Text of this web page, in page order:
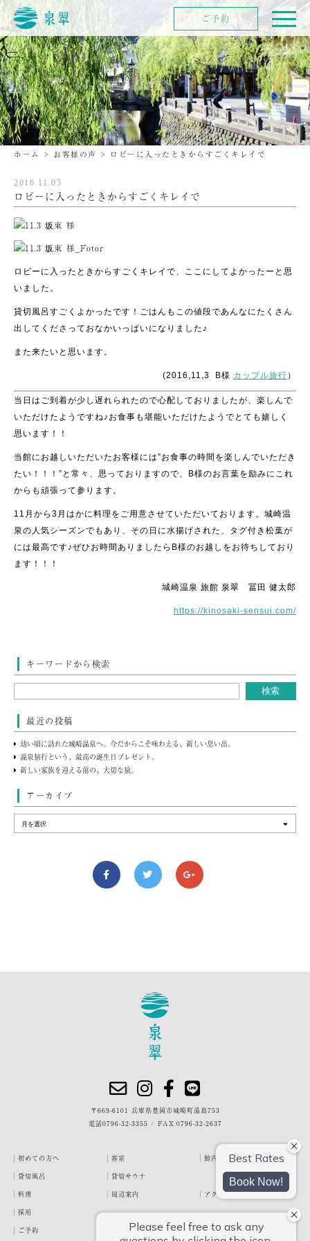
ホーム > お客様の声 > ロビーに入ったときからすごくキレイで
2016.11.05
ロビーに入ったときからすごくキレイで
ロビーに入ったときからすごくキレイで、ここにしてよかったーと思
いました。
貸切風呂すごくよかったです！ごはんもこの値段であんなにたくさん
出してくださっておなかいっぱいになりました♪
また来たいと思います。
(2016,11,3 B様 カップル旅行 ）
当日はご到着が少し遅れられたので心配しておりましたが、楽しんで
いただけたようですね♪お食事も堪能いただけたようでとても嬉しく
思います！！
当館にお越しいただいたお客様には”お食事の時間を楽しんでいただき
たい！！！”と常々、思っておりますので、B様のお言葉を励みにこれ
からも頑張って参ります。
11月から3月はかに料理をご用意させていただいております。城崎温
泉の人気シーズンでもあり、その日に水揚げされた、タグ付き松葉が
には最高です♪ぜひお時間ありましたらB様のお越しをお待ちしており
ます！！！
城崎温泉 旅館 泉翠 冨田 健太郎
https://kinosaki-sensui.com/
キーワードから検索
最近の投稿
幼い頃に訪れた城崎温泉へ。今だからこそ味わえる、新しい思い出。
温泉旅行という、最高の誕生日プレゼント。
新しい家族を迎える前の、大切な旅。
アーカイブ
ご予約
〒669-6101 兵庫県豊岡市城崎町湯島753
電話0796-32-3355 / FAX.0796-32-2637
初めての方へ 客室
館内・施設
貸切風呂
貸切サウナ
料理
周辺案内
アクセス
採用
ご予約
宿泊約款 プライバシーポリシー